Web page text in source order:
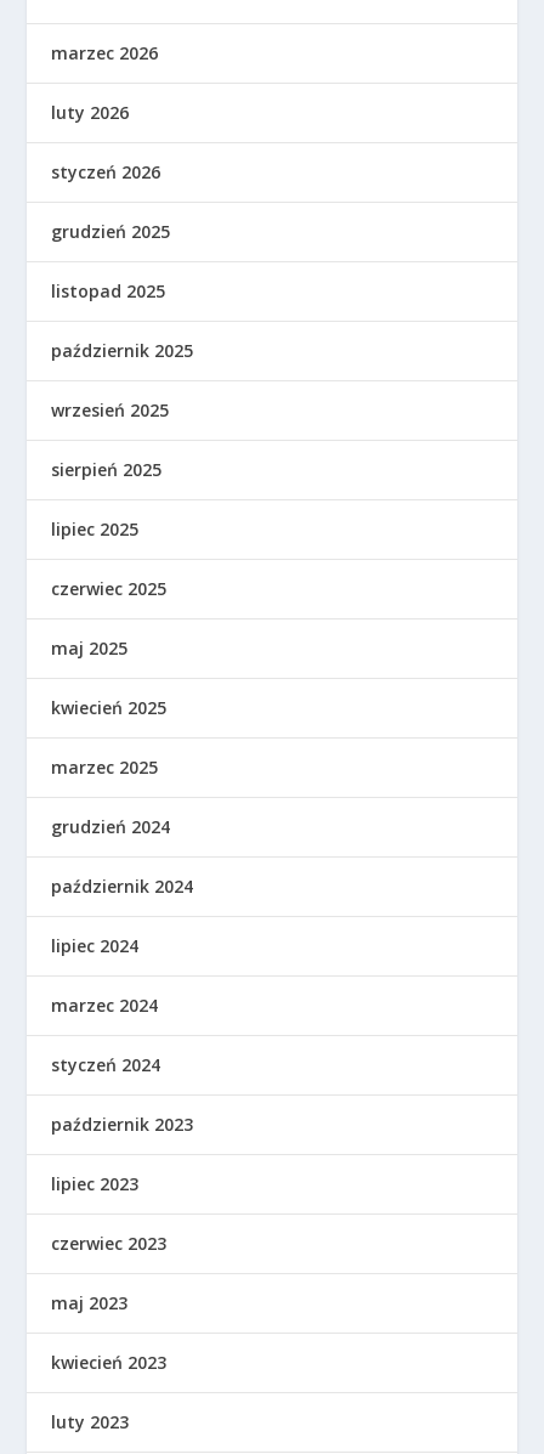
marzec 2026
luty 2026
styczeń 2026
grudzień 2025
listopad 2025
październik 2025
wrzesień 2025
sierpień 2025
lipiec 2025
czerwiec 2025
maj 2025
kwiecień 2025
marzec 2025
grudzień 2024
październik 2024
lipiec 2024
marzec 2024
styczeń 2024
październik 2023
lipiec 2023
czerwiec 2023
maj 2023
kwiecień 2023
luty 2023